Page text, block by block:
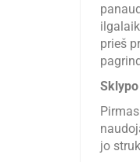
prieš
jo